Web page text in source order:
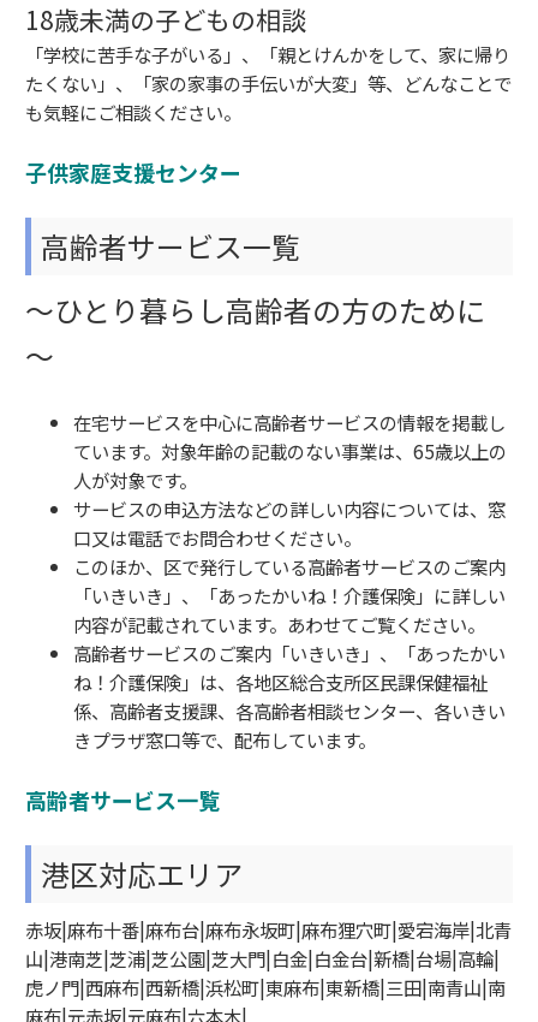
18歳未満の子どもの相談
「学校に苦手な子がいる」、「親とけんかをして、家に帰り
たくない」、「家の家事の手伝いが大変」等、どんなことで
も気軽にご相談ください。
子供家庭支援センター
高齢者サービス一覧
～ひとり暮らし高齢者の方のために
～
在宅サービスを中心に高齢者サービスの情報を掲載し
ています。対象年齢の記載のない事業は、65歳以上の
人が対象です。
サービスの申込方法などの詳しい内容については、窓
口又は電話でお問合わせください。
このほか、区で発行している高齢者サービスのご案内
「いきいき」、「あったかいね！介護保険」に詳しい
内容が記載されています。あわせてご覧ください。
高齢者サービスのご案内「いきいき」、「あったかい
ね！介護保険」は、各地区総合支所区民課保健福祉
係、高齢者支援課、各高齢者相談センター、各いきい
きプラザ窓口等で、配布しています。
高齢者サービス一覧
港区対応エリア
赤坂|麻布十番|麻布台|麻布永坂町|麻布狸穴町|愛宕海岸|北青
山|港南芝|芝浦|芝公園|芝大門|白金|白金台|新橋|台場|高輪|
虎ノ門|西麻布|西新橋|浜松町|東麻布|東新橋|三田|南青山|南
麻布|元赤坂|元麻布|六本木|